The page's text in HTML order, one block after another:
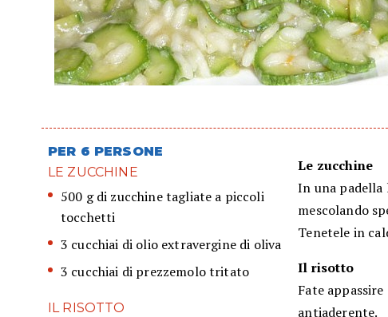
PER 6 PERSONE
LE ZUCCHINE
500 g di zucchine tagliate a piccoli
tocchetti
3 cucchiai di olio extravergine di oliva
3 cucchiai di prezzemolo tritato
IL RISOTTO
Le zucchine
In una padella
mescolando
Tenetele in
Il risotto
Fate
antiaderente.